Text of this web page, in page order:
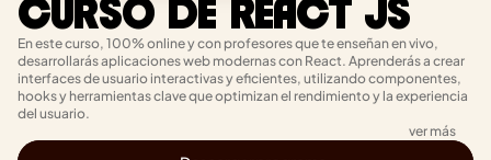
CURSO DE REACT JS
En este curso, 100% online y con profesores que te enseñan en vivo,
desarrollarás aplicaciones web modernas con React. Aprenderás a crear
interfaces de usuario interactivas y eficientes, utilizando componentes,
hooks y herramientas clave que optimizan el rendimiento y la experiencia
del usuario.
ver más